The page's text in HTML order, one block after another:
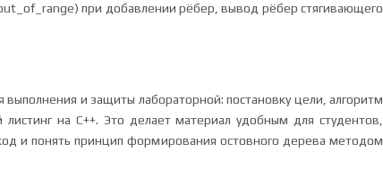
при добавлении рёбер, вывод рёбер стягивающего
и защиты лабораторной: постановку цели, алгоритм
на C++. Это делает материал удобным для студентов,
и понять принцип формирования остовного дерева методом